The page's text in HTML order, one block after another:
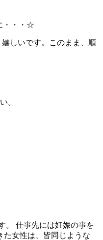
・・・☆
しいです。このまま、順
。
。 仕事先には妊娠の事を
た女性は、皆同じような